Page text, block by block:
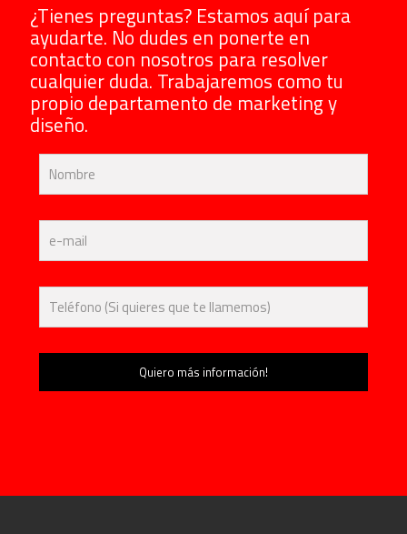
¿Tienes preguntas? Estamos aquí para
ayudarte. No dudes en ponerte en
contacto con nosotros para resolver
cualquier duda. Trabajaremos como tu
propio departamento de marketing y
diseño.